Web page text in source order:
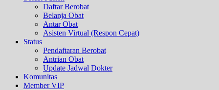
Daftar Berobat
Belanja Obat
Antar Obat
Asisten Virtual (Respon Cepat)
Status
Pendaftaran Berobat
Antrian Obat
Update Jadwal Dokter
Komunitas
Member VIP